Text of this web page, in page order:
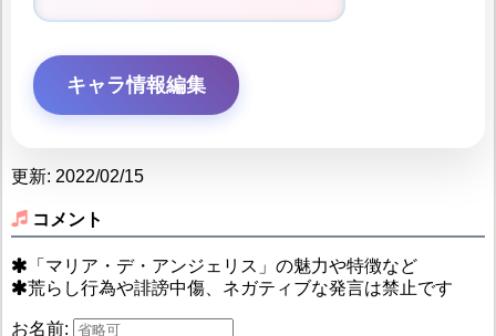
キャラ情報編集
更新: 2022/02/15
コメント
「マリア・デ・アンジェリス」の魅力や特徴など
荒らし行為や誹謗中傷、ネガティブな発言は禁止です
お名前: